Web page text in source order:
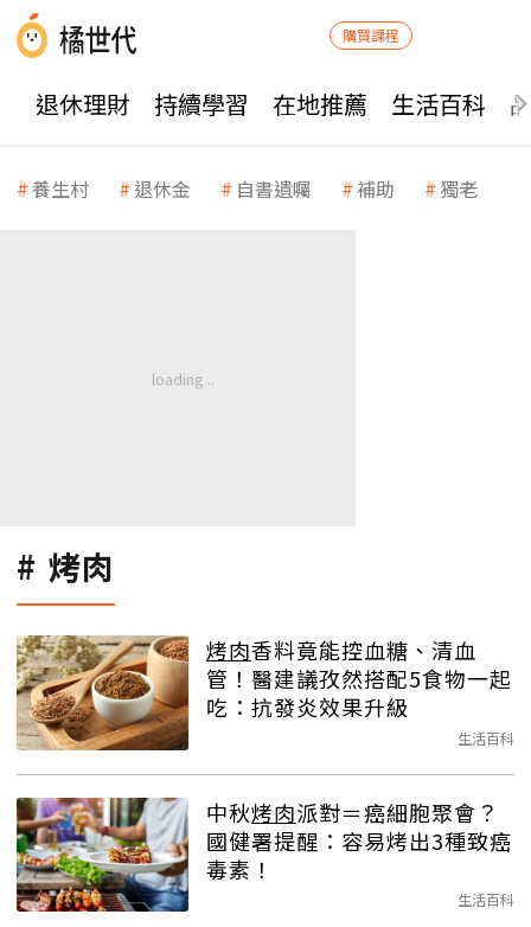
購買課程
退休理財 持續學習 在地推薦 生活百科
養生村 退休金 自書遺囑 補助 獨老
烤肉
烤肉香料竟能控血糖、清血
管！醫建議孜然搭配5食物一起
吃：抗發炎效果升級
生活百科
中秋烤肉派對＝癌細胞聚會？
國健署提醒：容易烤出3種致癌
毒素！
生活百科